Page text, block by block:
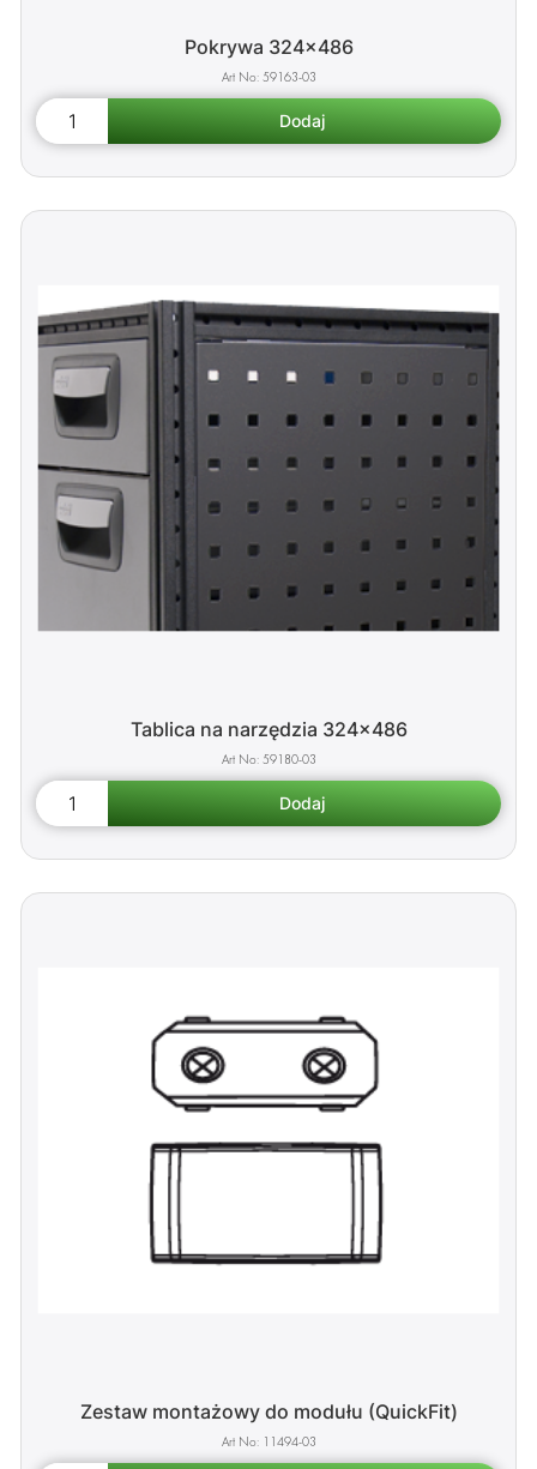
Pokrywa 324x486
59163-03
Tablica na narzędzia 324x486
59180-03
Zestaw montażowy do modułu (QuickFit)
11494-03